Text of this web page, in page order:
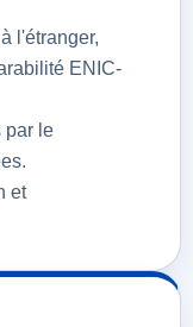
l'étranger,
ENIC-
par le
et